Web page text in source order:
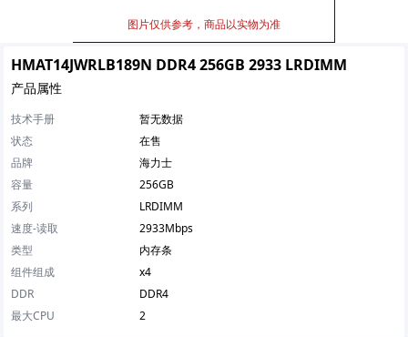
图片仅供参考，商品以实物为准
HMAT14JWRLB189N DDR4 256GB 2933 LRDIMM
产品属性
技术手册
暂无数据
状态
在售
品牌
海力士
容量
256GB
系列
LRDIMM
速度-读取
2933Mbps
类型
内存条
组件组成
x4
DDR
DDR4
最大CPU
2